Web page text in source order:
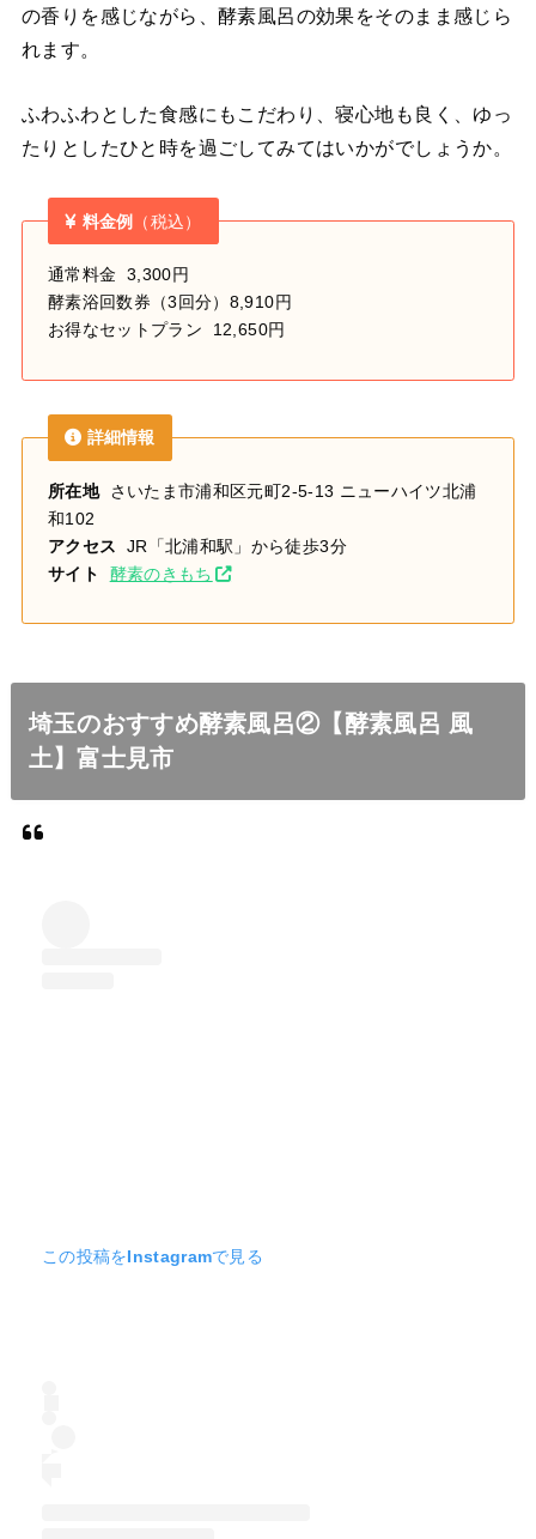
の香りを感じながら、酵素風呂の効果をそのまま感じら
れます。
ふわふわとした食感にもこだわり、寝心地も良く、ゆっ
たりとしたひと時を過ごしてみてはいかがでしょうか。
料金例 （税込）
通常料金 3,300円
酵素浴回数券（3回分）8,910円
お得なセットプラン 12,650円
詳細情報
所在地さいたま市浦和区元町2-5-13 ニューハイツ北浦
和102
アクセス JR「北浦和駅」から徒歩3分
サイト
酵素のきもち
埼玉のおすすめ酵素風呂②【酵素風呂 風
土】富士見市
この投稿をInstagramで見る